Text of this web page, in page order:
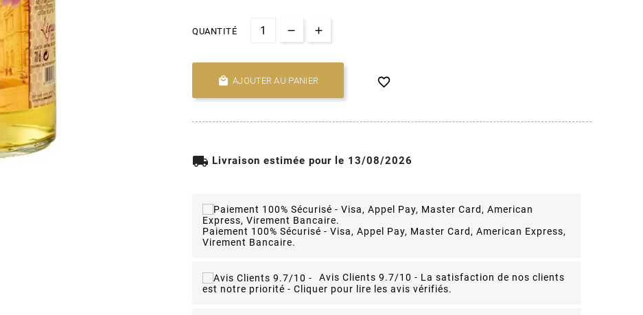
QUANTITÉ
 AJOUTER AU PANIER 
local_shipping Livraison estimée pour le 13/08/2026
Paiement 100% Sécurisé - Visa, Appel Pay, Master Card, American Express,
Virement Bancaire.
Avis Clients 9.7/10 - La satisfaction de nos clients
est notre priorité - Cliquer pour lire les avis vérifiés.